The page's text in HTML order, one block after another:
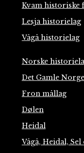
Kvam historiske
Lesja historielag
Vågå historielag
Norske
Det Gamle Norge
Fron mållag
Dølen
Heidal
Vågå, Heidal,